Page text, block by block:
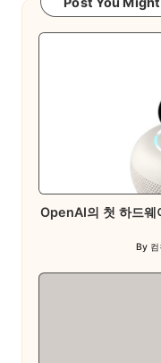
OpenAI의 첫 하드
by
By